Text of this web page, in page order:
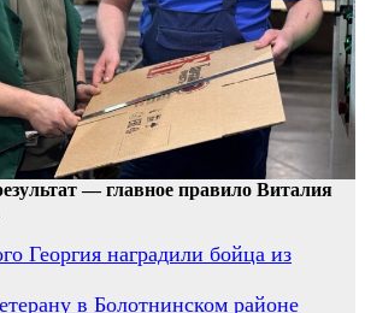
— главное правило Виталия
Георгия наградили бойца из
в Болотнинском районе